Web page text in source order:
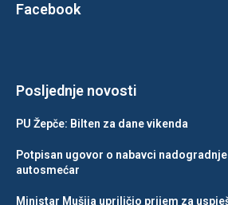
Facebook
Posljednje novosti
PU Žepče: Bilten za dane vikenda
Potpisan ugovor o nabavci
autosmećar
Ministar Mušija upriličio prijem za